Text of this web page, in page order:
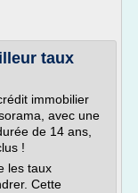
taux
immobilier
avec une
de 14 ans,
!
les taux
Cette